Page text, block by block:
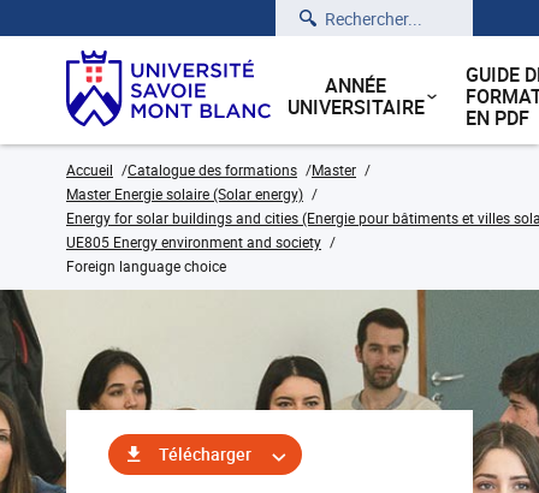
Rechercher
ANNÉE
UNIVERSITAIRE
GUIDE
EN PDF
Accueil Catalogue des formations
Master
Master Energie solaire (Solar energy)
Energy for solar buildings and cities (Energie pour bâtiments et villes
UE805 Energy environment and society
Foreign language choice
Télécharger